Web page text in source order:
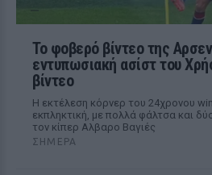
Το φοβερό βίντεο της
εντυπωσιακή ασίστ του
βίντεο
Η εκτέλεση κόρνερ του 24χρονου
εκπληκτική, με πολλά φάλτσα και
τον κίπερ Αλβαρο Βαγιές
ΣΉΜΕΡΑ